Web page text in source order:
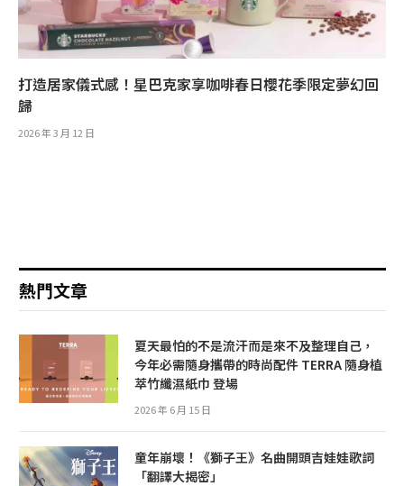
打造居家儀式感！星巴克家享咖啡春日櫻花季限定夢幻回
歸
2026 年 3 月 12 日
熱門文章
夏天最怕的不是流汗而是來不及整理自己，
今年必需隨身攜帶的時尚配件 TERRA 隨身植
萃竹纖濕紙巾 登場
2026 年 6 月 15 日
童年崩壞！《獅子王》名曲開頭吉娃娃歌詞
「翻譯大揭密」